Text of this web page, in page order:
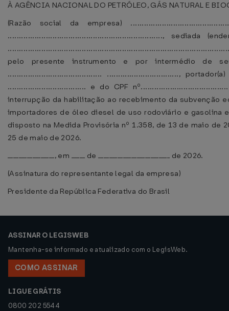
À AGÊNCIA NACIONAL DO PETRÓLEO, GÁS NATURAL E
(Razão social da empresa)
....................................................................., sediada
pelo presente instrumento e por intermédio de
.......................................... ................................,
................................... e do CPF
interrupção da habilitação ao recebimento da subvenção
importadores de óleo diesel de uso rodoviário e gasolina
disposto na Medida Provisória nº 1.358, de 13 de maio de
25 de maio de 2026.
_________________, em _____ de __________________________ de 2026.
(Assinatura do representante legal da empresa)
Presidente da República Federativa do Brasil
ASSINAR O LEGISWEB
Mantenha-se informado e atualizado com o LegisWeb.
COMO ASSINAR
LIGUE GRÁTIS
0800 202 5544